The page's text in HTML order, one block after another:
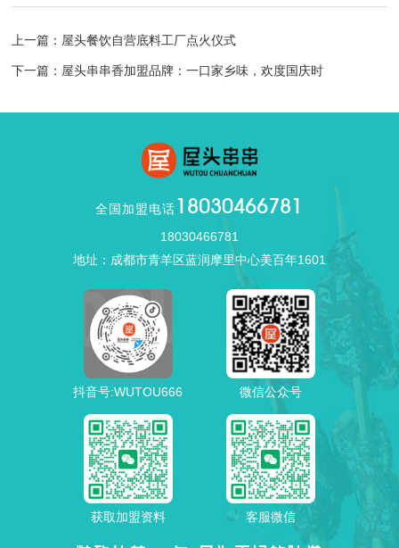
上一篇：屋头餐饮自营底料工厂点火仪式
下一篇：屋头串串香加盟品牌：一口家乡味，欢度国庆时
全国加盟电话 18030466781
18030466781
地址：成都市青羊区蓝润摩里中心美百年1601
抖音号:WUTOU666 微信公众号
获取加盟资料 客服微信